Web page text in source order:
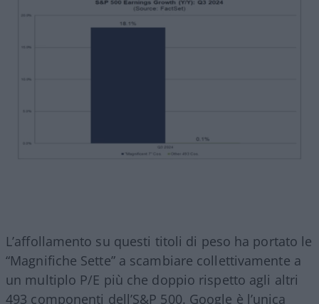
L’affollamento su questi titoli di peso ha portato le
“Magnifiche Sette” a scambiare collettivamente a
un multiplo P/E più che doppio rispetto agli altri
493 componenti dell’S&P 500. Google è l’unica